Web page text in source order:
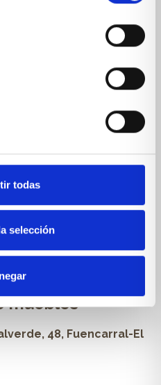
todas
selección
muebles
48, Fuencarral-El